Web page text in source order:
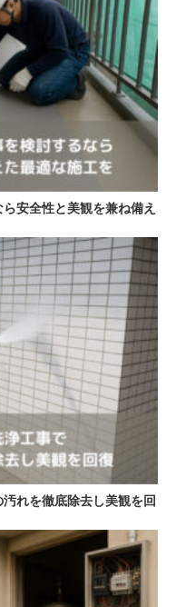
安全性と美観を兼ね備え
れを徹底除去し美観を回